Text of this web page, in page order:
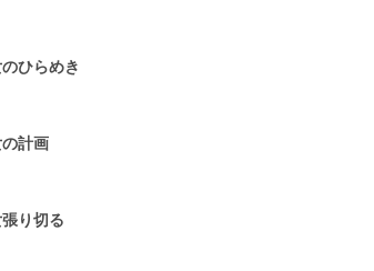
ひらめき
計画
り切る